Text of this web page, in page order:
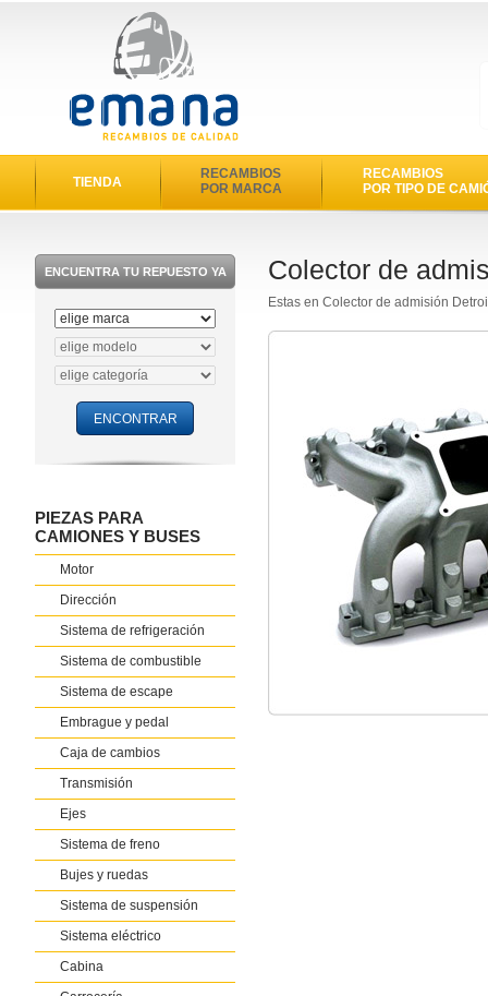
TIENDA
RECAMBIOS
POR MARCA
RECAMBIOS
POR TIPO DE
ENCUENTRA TU REPUESTO YA
PIEZAS PARA
CAMIONES Y BUSES
Motor
Dirección
Sistema de refrigeración
Sistema de combustible
Sistema de escape
Embrague y pedal
Caja de cambios
Transmisión
Ejes
Sistema de freno
Bujes y ruedas
Sistema de suspensión
Sistema eléctrico
Cabina
Colector de
Estas en Colector de admisión